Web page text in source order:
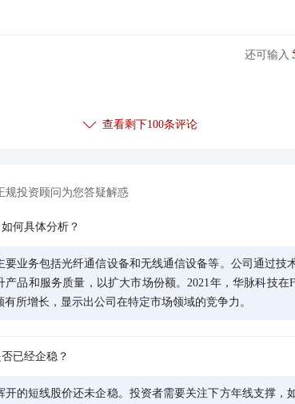
还可输入
查看剩下100条评论
规投资顾问为您答疑解惑
何具体分析？
要业务包括光纤通信设备和无线通信设备等。公司通过技
产品和服务质量，以扩大市场份额。2021年，华脉科技在
有所增长，显示出公司在特定市场领域的竞争力。
已经企稳？
开的短线股价还未企稳。投资者需要关注下方年线支撑，